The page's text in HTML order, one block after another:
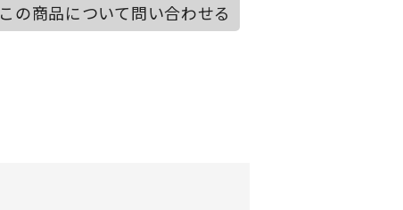
この商品について問い合わせる